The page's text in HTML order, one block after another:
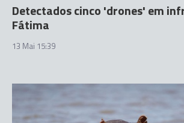
Detectados cinco 'drones' em
Fátima
13 Mai 15:39